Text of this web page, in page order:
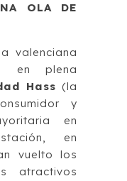
OLA DE
valenciana
en plena
Hass (la
y
en
en
vuelto los
atractivos